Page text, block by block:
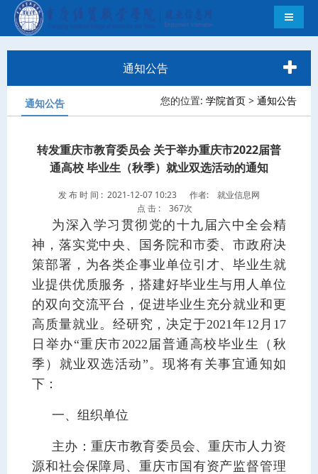
导航切
通知公告
通知公告 您的位置: 学院首页 > 通知公告
转发重庆市教育委员会 关于举办重庆市2022届普
通高校 毕业生（秋季）就业双选活动的通知
发 布 时 间 : 2021-12-07 10:23
作者: 就业信息网
点 击 : 367次
为深入学习贯彻党的十九届六中全会精
神，落实党中央、国务院和市委、市政府决
策部署，为各类企事业单位引才、毕业生就
业提供优质服务，搭建好毕业生与用人单位
的双向交流平台，促进毕业生充分就业和更
高质量就业。经研究，决定于2021年12月17
日举办“重庆市2022届普通高校毕业生（秋
季）就业双选活动”。现将有关事宜通知如
下：
一、组织单位
主办：重庆市教育委员会、重庆市人力资
源和社会保障局、重庆市国有资产监督管理